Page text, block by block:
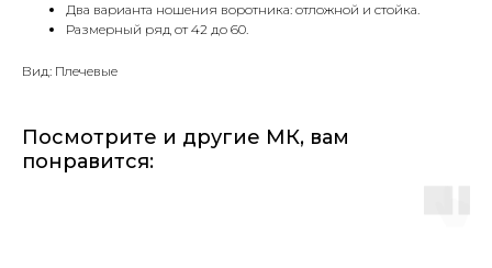
Два варианта ношения воротника: отложной и стойка.
Размерный ряд от 42 до 60.
Вид: Плечевые
Посмотрите и другие МК, вам
понравится: